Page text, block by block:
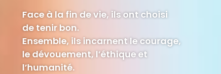
Face à la fin de vie, ils ont choisi
de tenir bon.
Ensemble, ils incarnent le courage,
le dévouement, l’éthique et
l’humanité.